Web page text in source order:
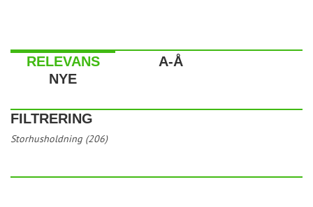
RELEVANS
A-Å
NYE
FILTRERING
Storhusholdning (206)